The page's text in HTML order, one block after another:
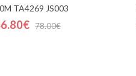
TA4269 JS003
78.00€